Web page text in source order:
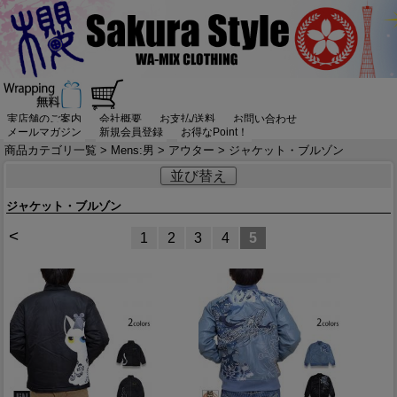
実店舗のご案内 会社概要 お支払/送料
お問い合わせ
メールマガジン
新規会員登録 お得なPoint！
商品カテゴリ一覧 > Mens:男 > アウター > ジャケット・ブルゾン
並び替え
ジャケット・ブルゾン
< 1 2 3 4 5